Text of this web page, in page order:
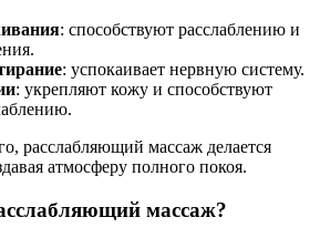
: способствуют расслаблению и
: успокаивает нервную систему.
: укрепляют кожу и способствуют
расслабляющий массаж делается
атмосферу полного покоя.
массаж?